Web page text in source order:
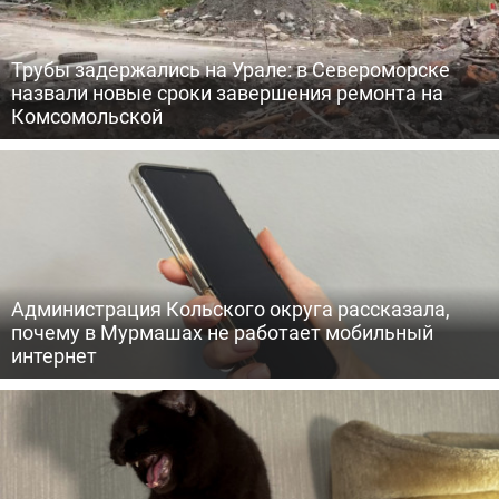
Трубы задержались на Урале: в Североморске
назвали новые сроки завершения ремонта на
Комсомольской
Администрация Кольского округа рассказала,
почему в Мурмашах не работает мобильный
интернет